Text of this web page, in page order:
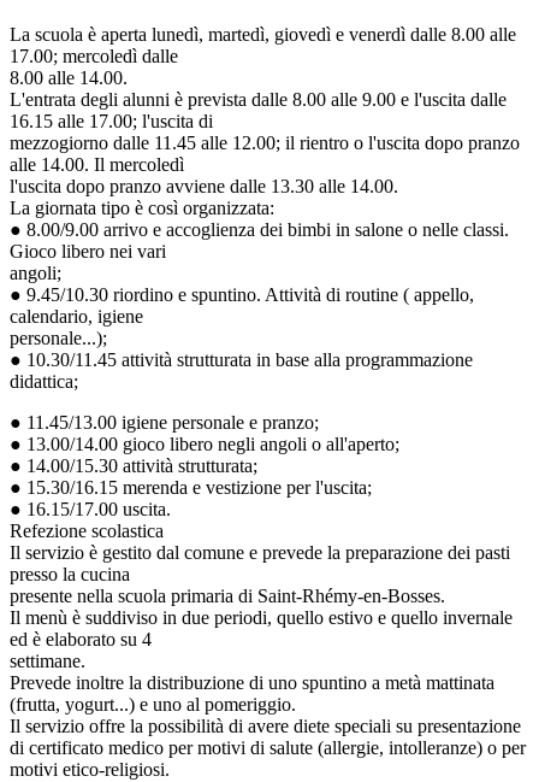
La scuola è aperta lunedì, martedì, giovedì e venerdì dalle 8.00 alle
17.00; mercoledì dalle
8.00 alle 14.00.
L'entrata degli alunni è prevista dalle 8.00 alle 9.00 e l'uscita dalle
16.15 alle 17.00; l'uscita di
mezzogiorno dalle 11.45 alle 12.00; il rientro o l'uscita dopo pranzo
alle 14.00. Il mercoledì
l'uscita dopo pranzo avviene dalle 13.30 alle 14.00.
La giornata tipo è così organizzata:
● 8.00/9.00 arrivo e accoglienza dei bimbi in salone o nelle classi.
Gioco libero nei vari
angoli;
● 9.45/10.30 riordino e spuntino. Attività di routine ( appello,
calendario, igiene
personale...);
● 10.30/11.45 attività strutturata in base alla programmazione
didattica;
● 11.45/13.00 igiene personale e pranzo;
● 13.00/14.00 gioco libero negli angoli o all'aperto;
● 14.00/15.30 attività strutturata;
● 15.30/16.15 merenda e vestizione per l'uscita;
● 16.15/17.00 uscita.
Refezione scolastica
Il servizio è gestito dal comune e prevede la preparazione dei pasti
presso la cucina
presente nella scuola primaria di Saint-Rhémy-en-Bosses.
Il menù è suddiviso in due periodi, quello estivo e quello invernale
ed è elaborato su 4
settimane.
Prevede inoltre la distribuzione di uno spuntino a metà mattinata
(frutta, yogurt...) e uno al pomeriggio.
Il servizio offre la possibilità di avere diete speciali su presentazione
di certificato medico per motivi di salute (allergie, intolleranze) o per
motivi etico-religiosi.